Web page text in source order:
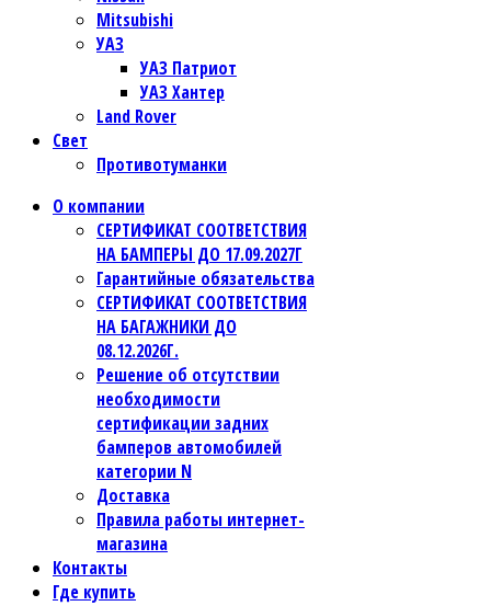
Mitsubishi
УАЗ
УАЗ Патриот
УАЗ Хантер
Land Rover
Свет
Противотуманки
О компании
СЕРТИФИКАТ СООТВЕТСТВИЯ
НА БАМПЕРЫ ДО 17.09.2027Г
Гарантийные обязательства
СЕРТИФИКАТ СООТВЕТСТВИЯ
НА БАГАЖНИКИ ДО
08.12.2026Г.
Решение об отсутствии
необходимости
сертификации задних
бамперов автомобилей
категории N
Доставка
Правила работы интернет-
магазина
Контакты
Где купить